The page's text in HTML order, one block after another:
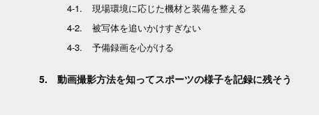
現場環境に応じた機材と装備を整える
被写体を追いかけすぎない
予備録画を心がける
動画撮影方法を知ってスポーツの様子を記録に残そう